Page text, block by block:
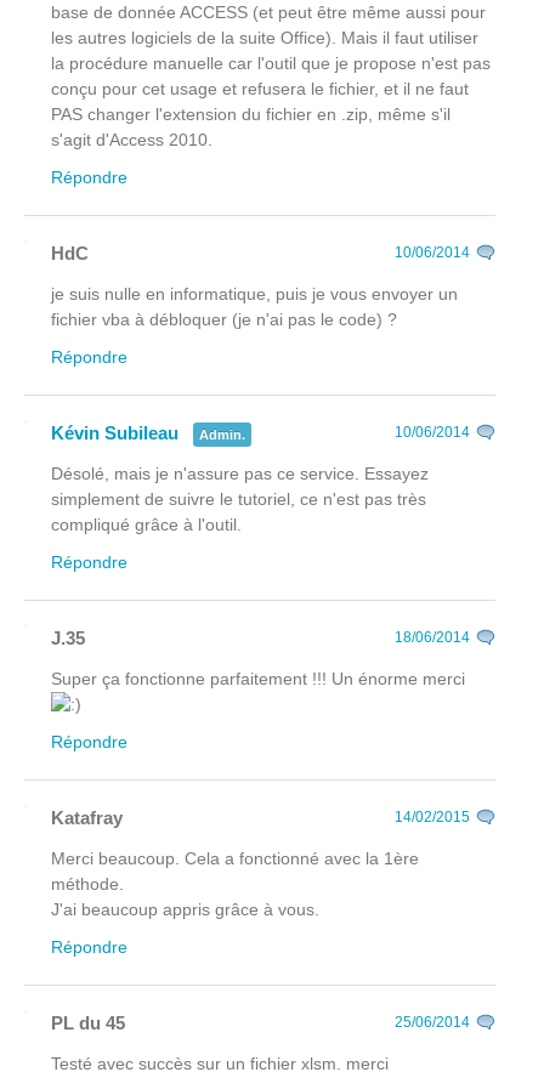
base de donnée ACCESS (et peut être même aussi pour
les autres logiciels de la suite Office). Mais il faut utiliser
la procédure manuelle car l'outil que je propose n'est pas
conçu pour cet usage et refusera le fichier, et il ne faut
PAS changer l'extension du fichier en .zip, même s'il
s'agit d'Access 2010.
Répondre
HdC 10/06/2014
je suis nulle en informatique, puis je vous envoyer un
fichier vba à débloquer (je n'ai pas le code) ?
Répondre
Kévin Subileau Admin. 10/06/2014
Désolé, mais je n'assure pas ce service. Essayez
simplement de suivre le tutoriel, ce n'est pas très
compliqué grâce à l'outil.
Répondre
J.35 18/06/2014
Super ça fonctionne parfaitement !!! Un énorme merci
Répondre
Katafray 14/02/2015
Merci beaucoup. Cela a fonctionné avec la 1ère
méthode.
J'ai beaucoup appris grâce à vous.
Répondre
PL du 45 25/06/2014
Testé avec succès sur un fichier xlsm. merci